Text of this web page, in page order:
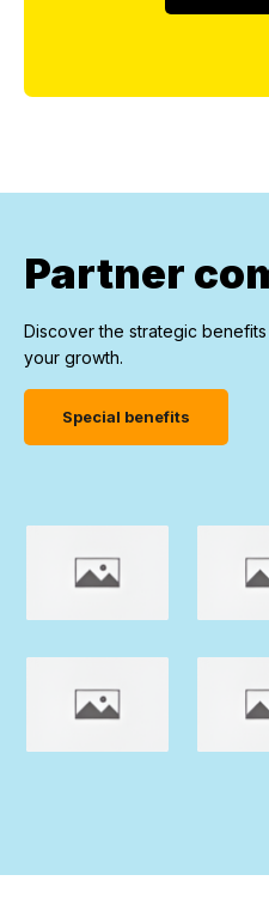
Partner
Discover the strategic
your growth.
Special benefits